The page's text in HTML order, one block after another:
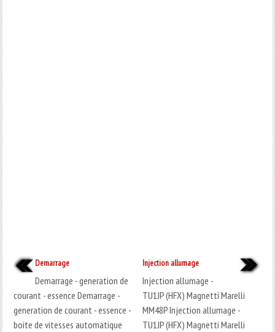
Demarrage
Demarrage - generation de
courant - essence Demarrage -
generation de courant - essence -
boite de vitesses automatique
Injection allumage
Injection allumage -
TU1JP (HFX) Magnetti Marelli
MM48P Injection allumage -
TU1JP (HFX) Magnetti Marelli